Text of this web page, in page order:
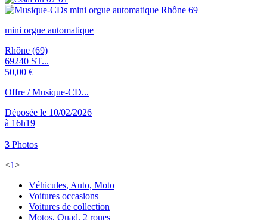
mini orgue automatique
Rhône (69)
69240 ST...
50,00 €
Offre / Musique-CD...
Déposée le 10/02/2026
à 16h19
3 Photos
<1>
Véhicules, Auto, Moto
Voitures occasions
Voitures de collection
Motos, Quad, 2 roues